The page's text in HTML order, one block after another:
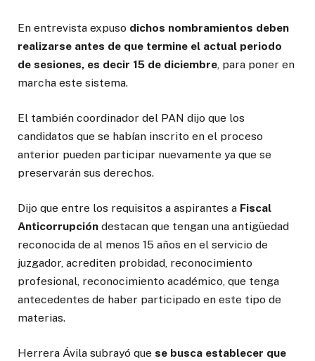
En entrevista expuso dichos nombramientos deben
realizarse antes de que termine el actual periodo
de sesiones, es decir 15 de diciembre, para poner en
marcha este sistema.
El también coordinador del PAN dijo que los
candidatos que se habían inscrito en el proceso
anterior pueden participar nuevamente ya que se
preservarán sus derechos.
Dijo que entre los requisitos a aspirantes a Fiscal
Anticorrupción destacan que tengan una antigüedad
reconocida de al menos 15 años en el servicio de
juzgador, acrediten probidad, reconocimiento
profesional, reconocimiento académico, que tenga
antecedentes de haber participado en este tipo de
materias.
Herrera Ávila subrayó que se busca establecer que